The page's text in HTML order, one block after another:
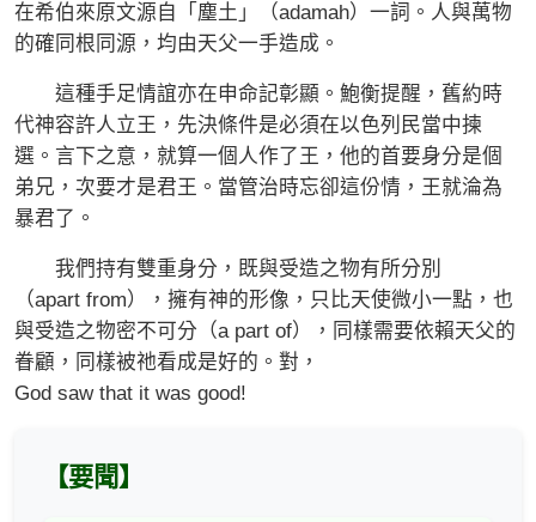
在希伯來原文源自「塵土」（adamah）一詞。人與萬物
的確同根同源，均由天父一手造成。
這種手足情誼亦在申命記彰顯。鮑衡提醒，舊約時
代神容許人立王，先決條件是必須在以色列民當中揀
選。言下之意，就算一個人作了王，他的首要身分是個
弟兄，次要才是君王。當管治時忘卻這份情，王就淪為
暴君了。
我們持有雙重身分，既與受造之物有所分別
（apart from），擁有神的形像，只比天使微小一點，也
與受造之物密不可分（a part of），同樣需要依賴天父的
眷顧，同樣被祂看成是好的。對，
God saw that it was good!
【要聞】